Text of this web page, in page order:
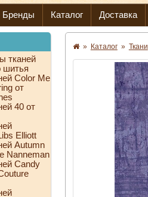
Бренды Каталог Доставка
тканей
шитья
Color Me
от
40 от
Elliott
Autumn
Nanneman
Candy
» Каталог » Ткани